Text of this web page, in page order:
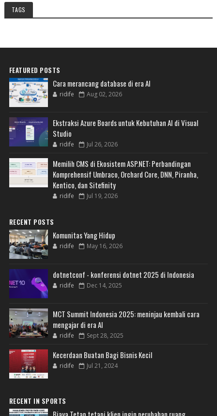
TAGS
FEATURED POSTS
Cara merancang database di era AI
ridife Aug 02, 2026
Ekstraksi Azure Boards untuk Kebutuhan AI di Visual
Studio
ridife Jul 26, 2026
Memilih CMS di Ekosistem ASP.NET: Perbandingan
Komprehensif Umbraco, Orchard Core, DNN, Piranha,
Kentico, dan Sitefinity
ridife Jul 19, 2026
RECENT POSTS
Komunitas Yang Hidup
ridife May 16, 2026
dotnetconf - konferensi dotnet 2025 di Indonesia
ridife Dec 14, 2025
MCT Summit Indonesia 2025: meninjau kembali cara
mengajar di era AI
ridife Sept 28, 2025
Kecerdaan Buatan Bagi Bisnis Kecil
ridife Jul 21, 2024
RECENT IN SPORTS